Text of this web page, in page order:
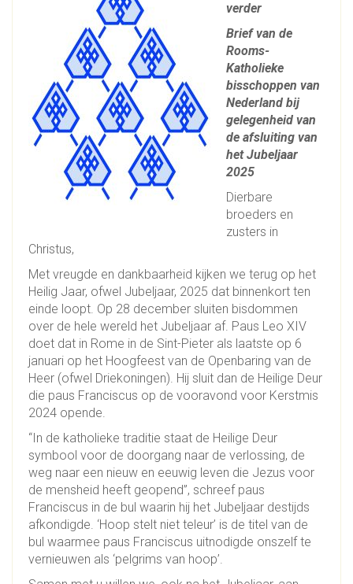
verder
Brief van de
Rooms-
Katholieke
bisschoppen van
Nederland bij
gelegenheid van
de afsluiting van
het Jubeljaar
2025
Dierbare
broeders en
zusters in
Christus,
Met vreugde en dankbaarheid kijken we terug op het
Heilig Jaar, ofwel Jubeljaar, 2025 dat binnenkort ten
einde loopt. Op 28 december sluiten bisdommen
over de hele wereld het Jubeljaar af. Paus Leo XIV
doet dat in Rome in de Sint-Pieter als laatste op 6
januari op het Hoogfeest van de Openbaring van de
Heer (ofwel Driekoningen). Hij sluit dan de Heilige Deur
die paus Franciscus op de vooravond voor Kerstmis
2024 opende.
“In de katholieke traditie staat de Heilige Deur
symbool voor de doorgang naar de verlossing, de
weg naar een nieuw en eeuwig leven die Jezus voor
de mensheid heeft geopend”, schreef paus
Franciscus in de bul waarin hij het Jubeljaar destijds
afkondigde. ‘Hoop stelt niet teleur’ is de titel van de
bul waarmee paus Franciscus uitnodigde onszelf te
vernieuwen als ‘pelgrims van hoop’.